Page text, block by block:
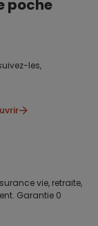
poche
les,
vie, retraite,
Garantie 0